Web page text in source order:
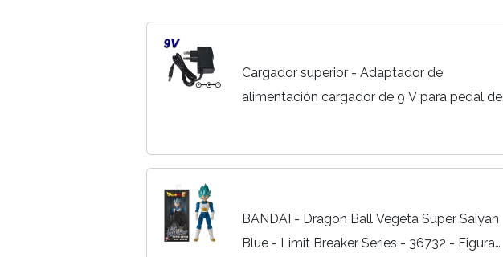
Cargador superior - Adaptador de
alimentación cargador de 9 V para pedal de
BANDAI - Dragon Ball Vegeta Super Saiyan
Blue - Limit Breaker Series - 36732 - Figura